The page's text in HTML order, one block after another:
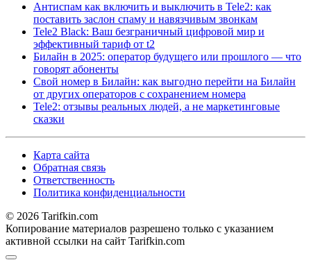
Антиспам как включить и выключить в Tele2: как
поставить заслон спаму и навязчивым звонкам
Tele2 Black: Ваш безграничный цифровой мир и
эффективный тариф от t2
Билайн в 2025: оператор будущего или прошлого — что
говорят абоненты
Свой номер в Билайн: как выгодно перейти на Билайн
от других операторов с сохранением номера
Tele2: отзывы реальных людей, а не маркетинговые
сказки
Карта сайта
Обратная связь
Ответственность
Политика конфиденциальности
© 2026 Tarifkin.com
Копирование материалов разрешено только с указанием
активной ссылки на сайт Tarifkin.com